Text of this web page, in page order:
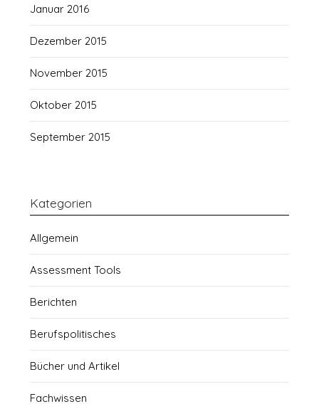
Januar 2016
Dezember 2015
November 2015
Oktober 2015
September 2015
Kategorien
Allgemein
Assessment Tools
Berichten
Berufspolitisches
Bücher und Artikel
Fachwissen